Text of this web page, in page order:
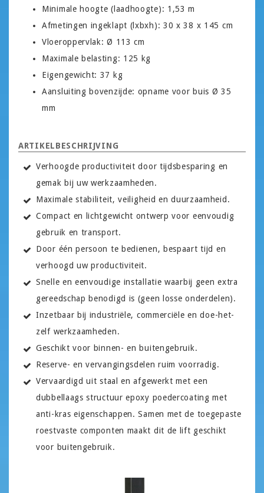
Minimale hoogte (laadhoogte): 1,53 m
Afmetingen ingeklapt (lxbxh): 30 x 38 x 145 cm
Vloeroppervlak: Ø 113 cm
Maximale belasting: 125 kg
Eigengewicht: 37 kg
Aansluiting bovenzijde: opname voor buis Ø 35
mm
ARTIKELBESCHRIJVING
Verhoogde productiviteit door tijdsbesparing en
gemak bij uw werkzaamheden.
Maximale stabiliteit, veiligheid en duurzaamheid.
Compact en lichtgewicht ontwerp voor eenvoudig
gebruik en transport.
Door één persoon te bedienen, bespaart tijd en
verhoogd uw productiviteit.
Snelle en eenvoudige installatie waarbij geen extra
gereedschap benodigd is (geen losse onderdelen).
Inzetbaar bij industriële, commerciële en doe-het-
zelf werkzaamheden.
Geschikt voor binnen- en buitengebruik.
Reserve- en vervangingsdelen ruim voorradig.
Vervaardigd uit staal en afgewerkt met een
dubbellaags structuur epoxy poedercoating met
anti-kras eigenschappen. Samen met de toegepaste
roestvaste componten maakt dit de lift geschikt
voor buitengebruik.